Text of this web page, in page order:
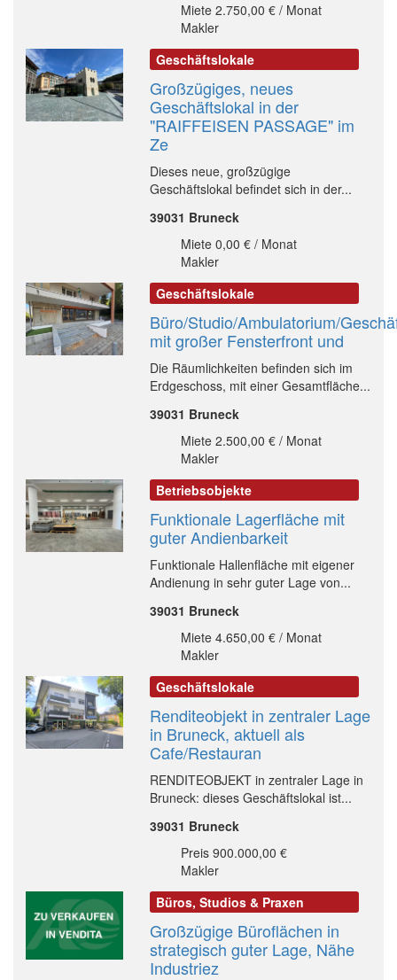
Miete 2.750,00 € / Monat
Makler
Geschäftslokale
Großzügiges, neues
Geschäftslokal in der
"RAIFFEISEN PASSAGE" im
Ze
Dieses neue, großzügige
Geschäftslokal befindet sich in der...
39031 Bruneck
Miete 0,00 € / Monat
Makler
Geschäftslokale
Büro/Studio/Ambulatorium/
mit großer Fensterfront und
Die Räumlichkeiten befinden sich im
Erdgeschoss, mit einer Gesamtfläche...
39031 Bruneck
Miete 2.500,00 € / Monat
Makler
Betriebsobjekte
Funktionale Lagerfläche mit
guter Andienbarkeit
Funktionale Hallenfläche mit eigener
Andienung in sehr guter Lage von...
39031 Bruneck
Miete 4.650,00 € / Monat
Makler
Geschäftslokale
Renditeobjekt in zentraler Lage
in Bruneck, aktuell als
Cafe/Restauran
RENDITEOBJEKT in zentraler Lage in
Bruneck: dieses Geschäftslokal ist...
39031 Bruneck
Preis 900.000,00 €
Makler
Büros, Studios & Praxen
Großzügige Büroflächen in
strategisch guter Lage, Nähe
Industriez